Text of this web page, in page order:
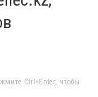
Ctrl+Enter, чтобы